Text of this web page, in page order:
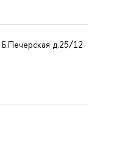
д.25/12